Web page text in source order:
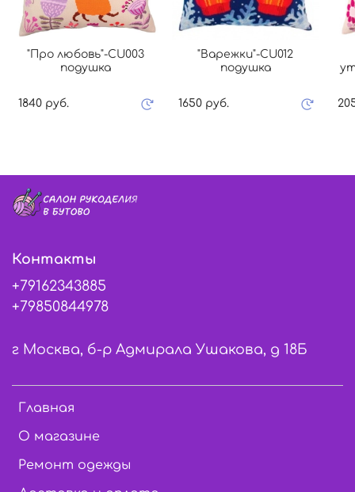
"Про любовь"-СU003
подушка
1840 руб.
"Варежки"-СU012
подушка
1650 руб.
Главная
О магазине
Ремонт одежды
Контакты
+79162343885
+79850844978
г Москва, б-р Адмирала Ушакова, д 18Б